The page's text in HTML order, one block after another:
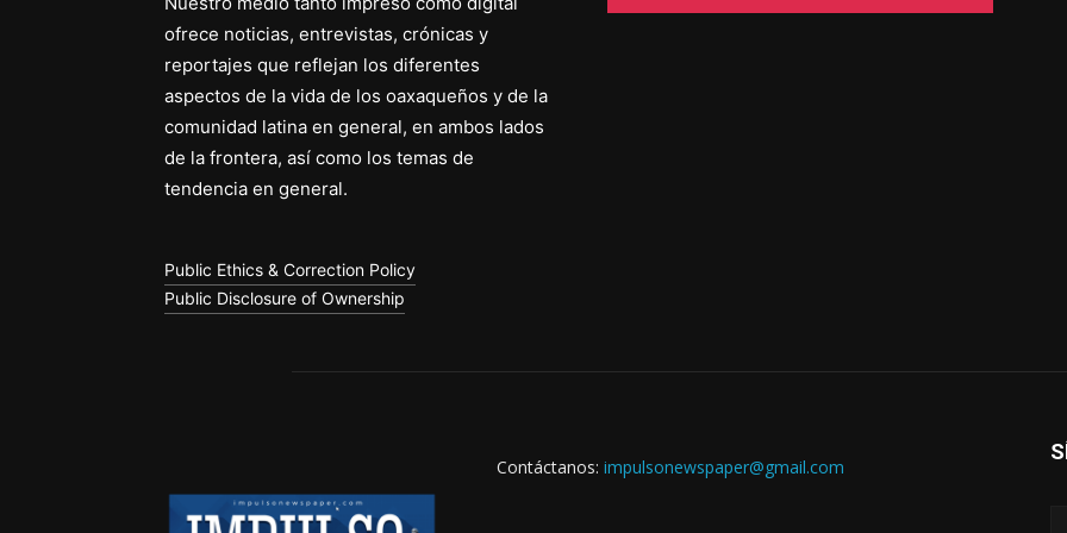
ofrece noticias, entrevistas, crónicas y
reportajes que reflejan los diferentes
aspectos de la vida de los oaxaqueños y de la
comunidad latina en general, en ambos lados
de la frontera, así como los temas de
tendencia en general.
Public Ethics & Correction Policy
Public Disclosure of Ownership
Contáctanos: impulsonewspaper@gmail.com